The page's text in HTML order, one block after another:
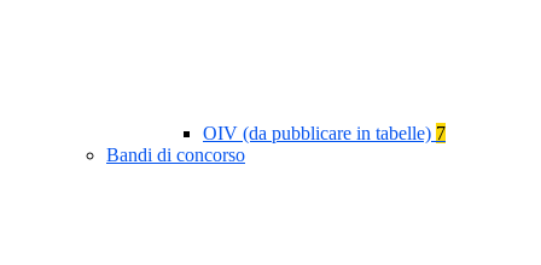
OIV (da pubblicare in tabelle) 7
Bandi di concorso